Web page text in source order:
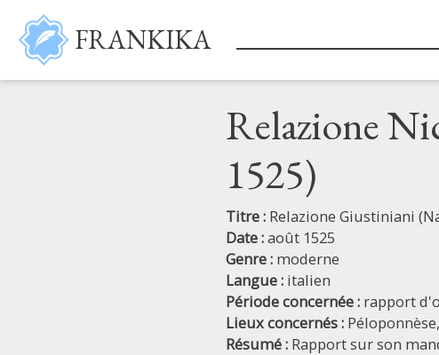
Aller au contenu principal
FRANKIKA
Relazione
1525)
Titre : Relazione Giustiniani
Date :août 1525
Genre : moderne
Langue : italien
Période concernée : rapport
Lieux concernés : Péloponnèse,
Résumé : Rapport sur son